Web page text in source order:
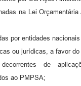
na Lei
por entidades
ou jurídicas, a favor
decorrentes de
ao PMPSA;